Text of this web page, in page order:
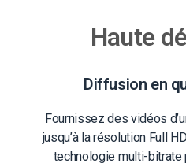
Haute
Diffusion en
Fournissez des vidéos
jusqu’à la résolution Full
technologie multi-bitrate